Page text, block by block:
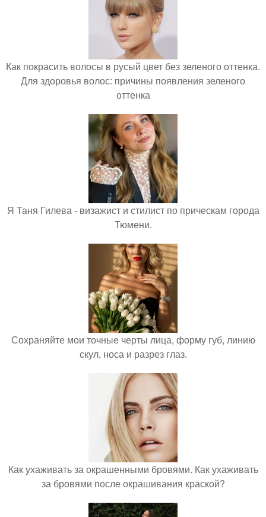
Как покрасить волосы в русый цвет без зеленого оттенка.
Для здоровья волос: причины появления зеленого
оттенка
Я Таня Гилева - визажист и стилист по прическам города
Тюмени.
Сохраняйте мои точные черты лица, форму губ, линию
скул, носа и разрез глаз.
Как ухаживать за окрашенными бровями. Как ухаживать
за бровями после окрашивания краской?